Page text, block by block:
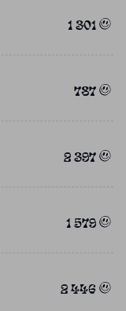
1 301
787
2 397
1 579
2 446